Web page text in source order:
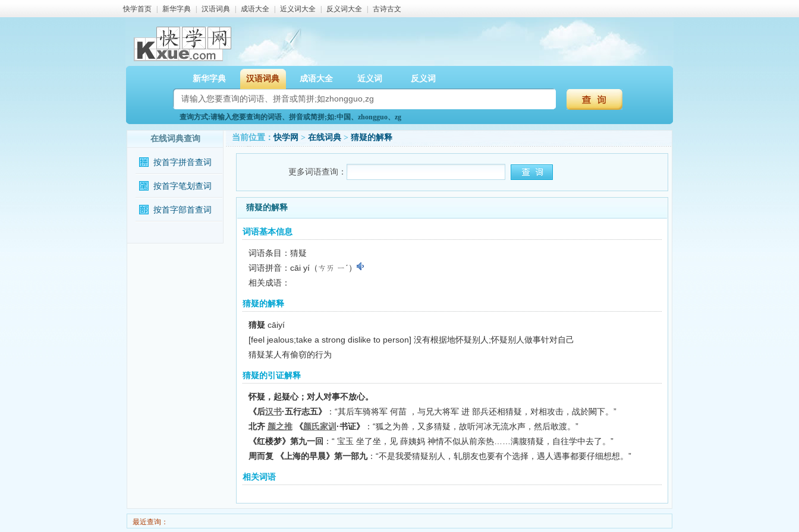
快学首页 新华字典 汉语词典 成语大全 近义词大全 反义词大全 古诗古文
新华字典 汉语词典 成语大全 近义词 反义词
查询方式:请输入您要查询的词语、拼音或简拼;如:中国、zhongguo、zg
在线词典查询
按首字拼音查词
按首字笔划查词
按首字部首查词
当前位置：快学网 > 在线词典 > 猜疑的解释
更多词语查询：
猜疑的解释
词语基本信息
词语条目：猜疑
词语拼音：cāi yí（ㄘㄞ ㄧˊ）
相关成语：
猜疑的解释
猜疑 cāiyí
[feel jealous;take a strong dislike to person] 没有根据地怀疑别人;怀疑别人做事针对自己
猜疑某人有偷窃的行为
猜疑的引证解释
怀疑，起疑心；对人对事不放心。
《后汉书·五行志五》
：“其后车骑将军 何苗 ，与兄大将军 进 部兵还相猜疑，对相攻击，战於闕下。”
北齐 颜之推《颜氏家训 ·书证》
：“狐之为兽，又多猜疑，故听河冰无流水声，然后敢渡。”
《红楼梦》第九一回 ：“ 宝玉 坐了坐，见 薛姨妈 神情不似从前亲热……满腹猜疑，自往学中去了。”
周而复 《上海的早晨》第一部九：“不是我爱猜疑别人，轧朋友也要有个选择，遇人遇事都要仔细想想。”
相关词语
最近查询：